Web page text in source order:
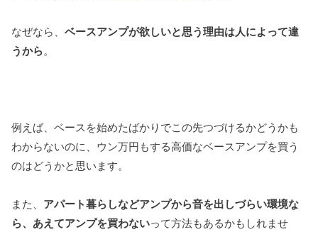
なぜなら、 ベースアンプが欲しいと思う理由は人によって違
うから。
例えば、ベースを始めたばかりでこの先つづけるかどうかも
わからないのに、ウン万円もする高価なベースアンプを買う
のはどうかと思います。
また、 アパート暮らしなどアンプから音を出しづらい環境な
ら、あえてアンプを買わないって方法もあるかもしれませ